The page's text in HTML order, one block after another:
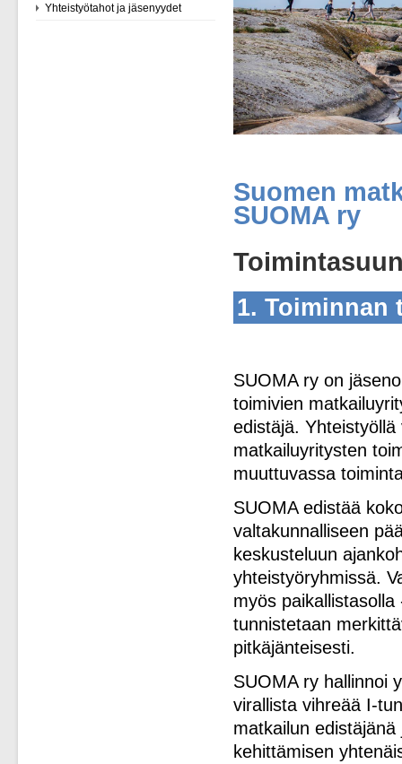
Yhteistyötahot ja jäsenyydet
Suomen
SUOMA ry
1. Toiminnan
SUOMA ry on
toimivien
edistäjä.
matkailuyritysten
muuttuvassa
SUOMA edistää
valtakunnalliseen
keskusteluun
yhteistyöryhmissä.
myös
tunnistetaan
pitkäjänteisesti.
SUOMA ry hallinnoi
virallista vihreää I-
matkailun
kehittämisen